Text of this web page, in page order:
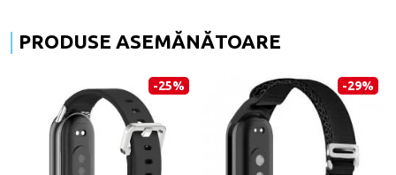
PRODUSE ASEMĂNĂTOARE
-25% -29%